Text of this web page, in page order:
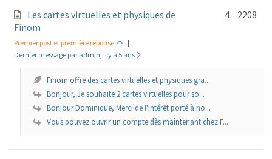
Les cartes virtuelles et physiques de
Finom
Premier post et première réponse
|
Dernier message par admin, Il y a 5 ans
2208
4
Finom offre des cartes virtuelles et physiques gra...
Bonjour, Je souhaite 2 cartes virtuelles pour so...
Bonjour Dominique, Merci de l'intérêt porté à no...
Vous pouvez ouvrir un compte dès maintenant chez F...